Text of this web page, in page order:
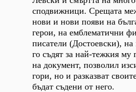
сподвижници. Срещата
нови и нови появи на
герои, на емблематични
писатели (Достоевски),
го съдят за най-тежкия му
на документ, позволил
гори, но и разказват
бъдат съдени от него.